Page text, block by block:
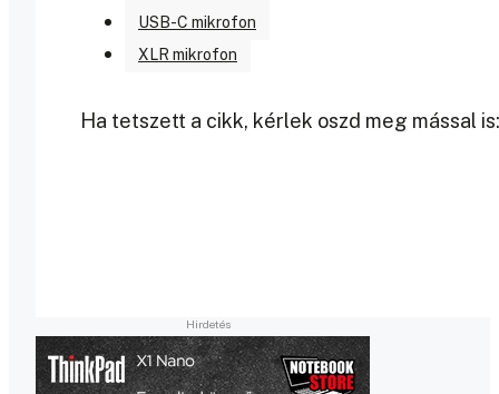
USB-C mikrofon
XLR mikrofon
Ha tetszett a cikk, kérlek oszd meg mással is: